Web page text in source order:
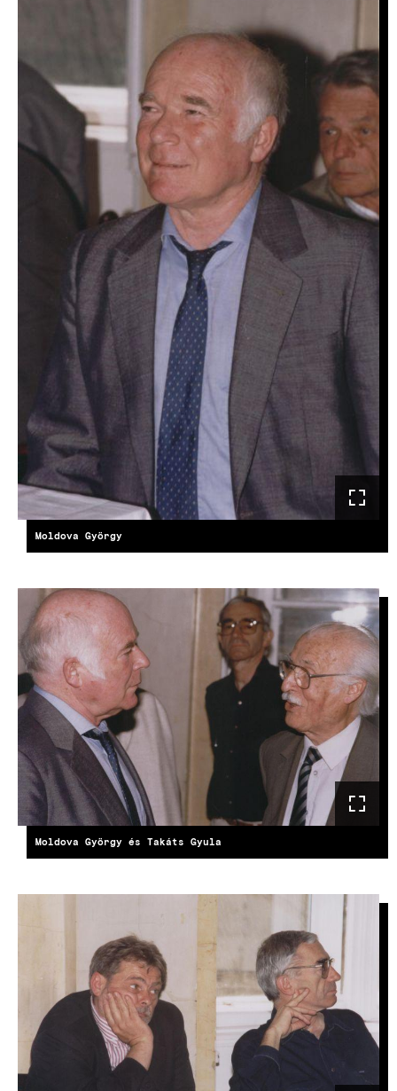
Moldova György
Moldova György és Takáts Gyula